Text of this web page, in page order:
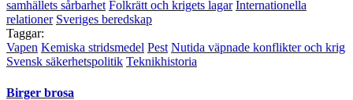
samhällets sårbarhet Folkrätt och krigets lagar Internationella
relationer Sveriges beredskap
Taggar:
Vapen Kemiska stridsmedel Pest Nutida väpnade konflikter och krig
Svensk säkerhetspolitik Teknikhistoria
Birger brosa